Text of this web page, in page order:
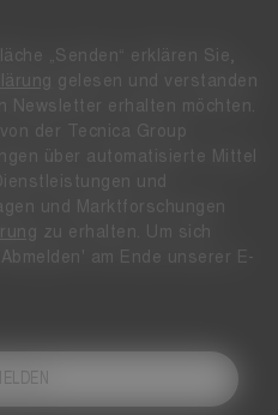
„Senden“ erklären Sie,
gelesen und verstanden
Newsletter erhalten möchten.
der Tecnica Group
über automatisierte Mittel
und
und Marktforschungen
zu erhalten. Um sich
am Ende unserer E-